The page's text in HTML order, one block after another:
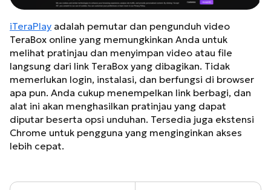
iTeraPlay adalah pemutar dan pengunduh video
TeraBox online yang memungkinkan Anda untuk
melihat pratinjau dan menyimpan video atau file
langsung dari link TeraBox yang dibagikan. Tidak
memerlukan login, instalasi, dan berfungsi di browser
apa pun. Anda cukup menempelkan link berbagi, dan
alat ini akan menghasilkan pratinjau yang dapat
diputar beserta opsi unduhan. Tersedia juga ekstensi
Chrome untuk pengguna yang menginginkan akses
lebih cepat.